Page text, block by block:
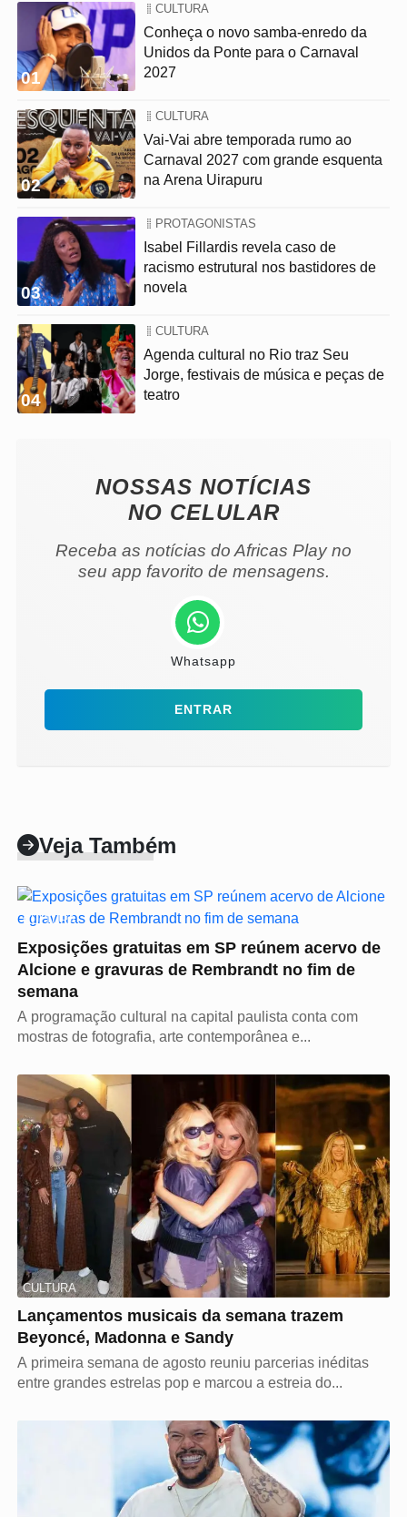
01
CULTURA
Conheça o novo samba-enredo da
Unidos da Ponte para o Carnaval
2027
02
CULTURA
Vai-Vai abre temporada rumo ao
Carnaval 2027 com grande esquenta
na Arena Uirapuru
03
PROTAGONISTAS
Isabel Fillardis revela caso de
racismo estrutural nos bastidores de
novela
04
CULTURA
Agenda cultural no Rio traz Seu
Jorge, festivais de música e peças de
teatro
NOSSAS NOTÍCIAS
NO CELULAR
Receba as notícias do Africas Play no
seu app favorito de mensagens.
Whatsapp
ENTRAR
Veja Também
CULTURA
Exposições gratuitas em SP reúnem acervo de
Alcione e gravuras de Rembrandt no fim de
semana
A programação cultural na capital paulista conta com
mostras de fotografia, arte contemporânea e...
CULTURA
Lançamentos musicais da semana trazem
Beyoncé, Madonna e Sandy
A primeira semana de agosto reuniu parcerias inéditas
entre grandes estrelas pop e marcou a estreia do...